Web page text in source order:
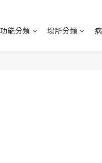
功能分類 場所分類